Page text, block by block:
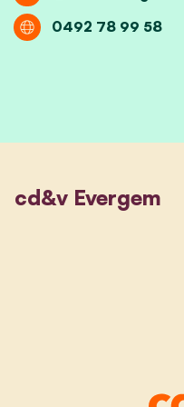
0492 78 99 58
cd&v Evergem